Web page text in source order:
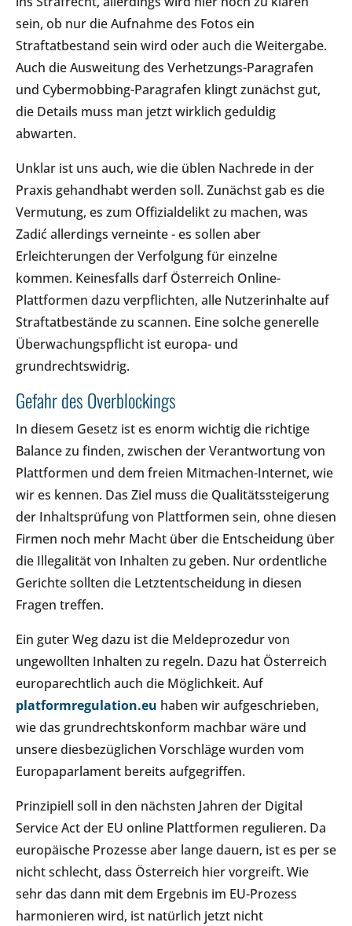
sein, ob nur die Aufnahme des Fotos ein
Straftatbestand sein wird oder auch die Weitergabe.
Auch die Ausweitung des Verhetzungs-Paragrafen
und Cybermobbing-Paragrafen klingt zunächst gut,
die Details muss man jetzt wirklich geduldig
abwarten.
Unklar ist uns auch, wie die üblen Nachrede in der
Praxis gehandhabt werden soll. Zunächst gab es die
Vermutung, es zum Offizialdelikt zu machen, was
Zadić allerdings verneinte - es sollen aber
Erleichterungen der Verfolgung für einzelne
kommen. Keinesfalls darf Österreich Online-
Plattformen dazu verpflichten, alle Nutzerinhalte auf
Straftatbestände zu scannen. Eine solche generelle
Überwachungspflicht ist europa- und
grundrechtswidrig.
Gefahr des Overblockings
In diesem Gesetz ist es enorm wichtig die richtige
Balance zu finden, zwischen der Verantwortung von
Plattformen und dem freien Mitmachen-Internet, wie
wir es kennen. Das Ziel muss die Qualitätssteigerung
der Inhaltsprüfung von Plattformen sein, ohne diesen
Firmen noch mehr Macht über die Entscheidung über
die Illegalität von Inhalten zu geben. Nur ordentliche
Gerichte sollten die Letztentscheidung in diesen
Fragen treffen.
Ein guter Weg dazu ist die Meldeprozedur von
ungewollten Inhalten zu regeln. Dazu hat Österreich
europarechtlich auch die Möglichkeit. Auf
platformregulation.eu haben wir aufgeschrieben,
wie das grundrechtskonform machbar wäre und
unsere diesbezüglichen Vorschläge wurden vom
Europaparlament bereits aufgegriffen.
Prinzipiell soll in den nächsten Jahren der Digital
Service Act der EU online Plattformen regulieren. Da
europäische Prozesse aber lange dauern, ist es per se
nicht schlecht, dass Österreich hier vorgreift. Wie
sehr das dann mit dem Ergebnis im EU-Prozess
harmonieren wird, ist natürlich jetzt nicht